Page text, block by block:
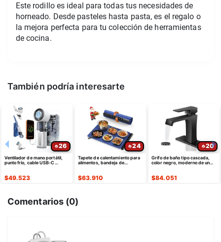
Este rodillo es ideal para todas tus necesidades de
horneado. Desde pasteles hasta pasta, es el regalo o
la mejora perfecta para tu colección de herramientas
de cocina.
También podría interesarte
26
Ventilador de mano portátil,
punto frío, cable USB-C
$49.523
24
Tapete de calentamiento para
alimentos, bandeja de
$63.910
20
Grifo de baño tipo cascada,
color negro, moderno de un
$84.051
Comentarios (0)